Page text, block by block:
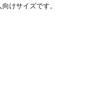
けサイズです。